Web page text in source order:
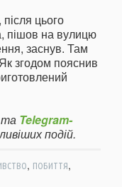
цього
пішов на вулицю
заснув. Там
згодом пояснив
Telegram-
подій.
, ПОБИТТЯ,